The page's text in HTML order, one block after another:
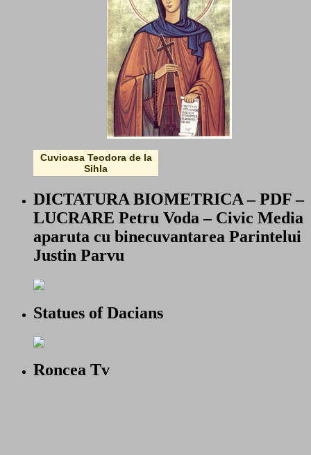
Cuvioasa Teodora de la
Sihla
DICTATURA BIOMETRICA – PDF –
LUCRARE Petru Voda – Civic Media
aparuta cu binecuvantarea Parintelui
Justin Parvu
Statues of Dacians
Roncea Tv